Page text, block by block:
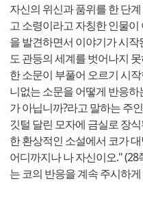
자신의 위신과 품위를 한 단
고 소령이라고 자칭한 인물
을 발견하면서 이야기가 시
도 관등의 세계를 벗어나지
한 소문이 부풀어 오르기 시
니없는 소문을 어떻게 반응
가 아닙니까?라고 말하는 주
깃털 달린 모자에 금실로 장
한 환상적인 소설에서 코가
어디까지나 나 자신이오."
는 코의 반응을 계속 주시하